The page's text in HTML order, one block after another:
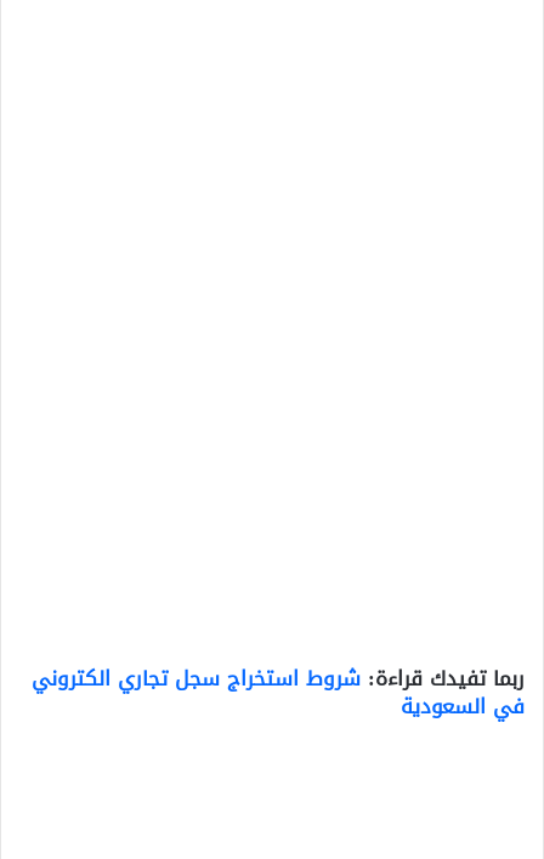
ربما تفيدك قراءة: شروط استخراج سجل تجاري الكتروني
في السعودية